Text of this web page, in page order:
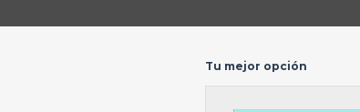
Tu mejor opción